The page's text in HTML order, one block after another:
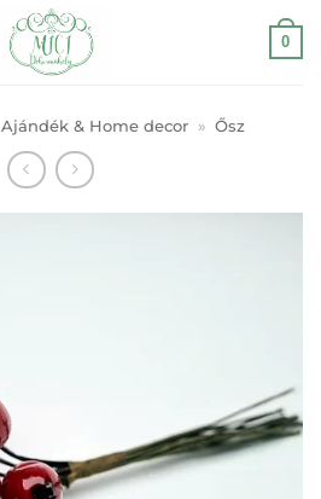
0
Ajándék & Home decor » Ősz